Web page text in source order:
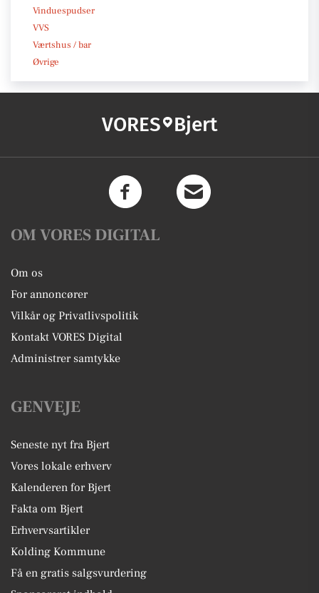
Vinduespudser
VVS
Værtshus / bar
Øvrige
VORES Bjert
OM VORES DIGITAL
Om os
For annoncører
Vilkår og Privatlivspolitik
Kontakt VORES Digital
Administrer samtykke
GENVEJE
Seneste nyt fra Bjert
Vores lokale erhverv
Kalenderen for Bjert
Fakta om Bjert
Erhvervsartikler
Kolding Kommune
Få en gratis salgsvurdering